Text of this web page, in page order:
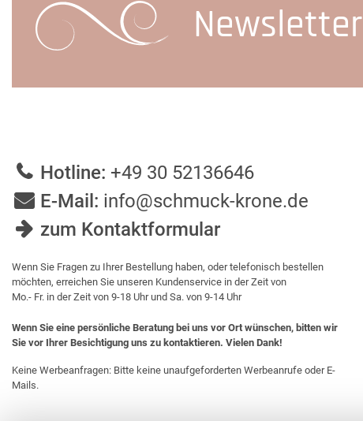
Newsletter
Hotline: +49 30 52136646
E-Mail: info@schmuck-krone.de
zum Kontaktformular
Wenn Sie Fragen zu Ihrer Bestellung haben, oder telefonisch bestellen
möchten, erreichen Sie unseren Kundenservice in der Zeit von
Mo.- Fr. in der Zeit von 9-18 Uhr und Sa. von 9-14 Uhr
Wenn Sie eine persönliche Beratung bei uns vor Ort wünschen, bitten wir
Sie vor Ihrer Besichtigung uns zu kontaktieren. Vielen Dank!
Keine Werbeanfragen: Bitte keine unaufgeforderten Werbeanrufe oder E-
Mails.